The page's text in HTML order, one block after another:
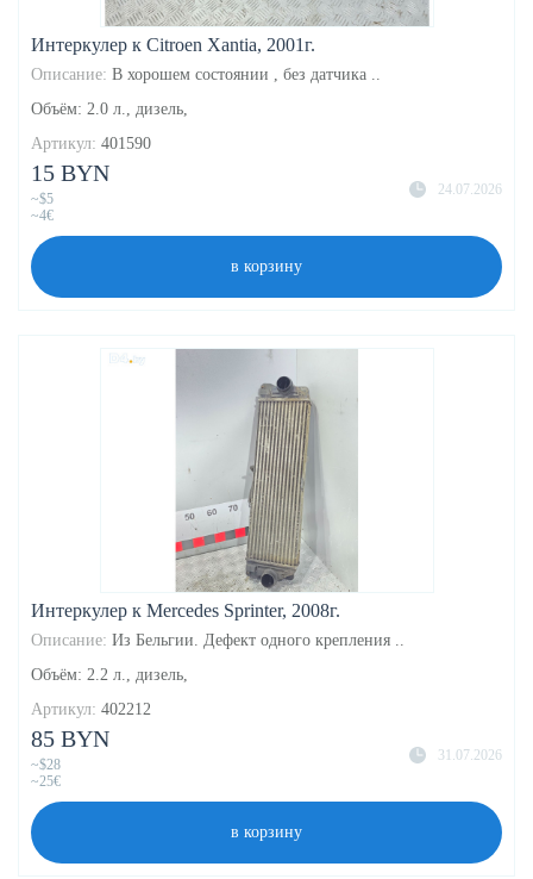
Интеркулер к Citroen Xantia, 2001г.
Описание: В хорошем состоянии , без датчика ..
Объём: 2.0 л., дизель,
Артикул: 401590
24.07.2026
15 BYN
~$5
~4€
в корзину
Интеркулер к Mercedes Sprinter, 2008г.
Описание: Из Бельгии. Дефект одного крепления ..
Объём: 2.2 л., дизель,
Артикул: 402212
31.07.2026
85 BYN
~$28
~25€
в корзину